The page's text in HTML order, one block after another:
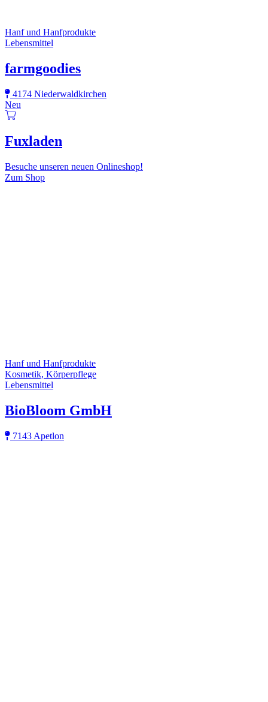
Hanf und Hanfprodukte
Lebensmittel
farmgoodies
4174 Niederwaldkirchen
Neu
Fuxladen
Besuche unseren neuen Onlineshop!
Zum Shop
Hanf und Hanfprodukte
Kosmetik, Körperpflege
Lebensmittel
BioBloom GmbH
7143 Apetlon